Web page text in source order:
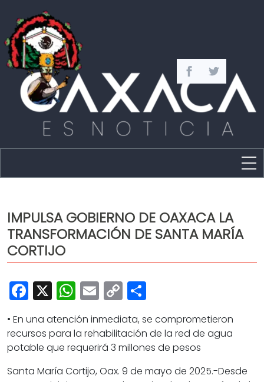
Capital
Policíaca
Cultura
Deportes
Opinión
IMPULSA GOBIERNO DE OAXACA LA
TRANSFORMACIÓN DE SANTA MARÍA
CORTIJO
Facebook
X WhatsApp
Email
Copy
Link
• En una atención inmediata, se comprometieron
recursos para la rehabilitación de la red de agua
potable que requerirá 3 millones de pesos
Santa María Cortijo, Oax. 9 de mayo de 2025.-Desde